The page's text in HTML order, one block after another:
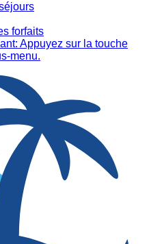
forfaits
Appuyez sur la touche
menu.